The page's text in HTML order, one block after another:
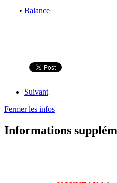
• Balance
Suivant
Fermer les infos
Informations